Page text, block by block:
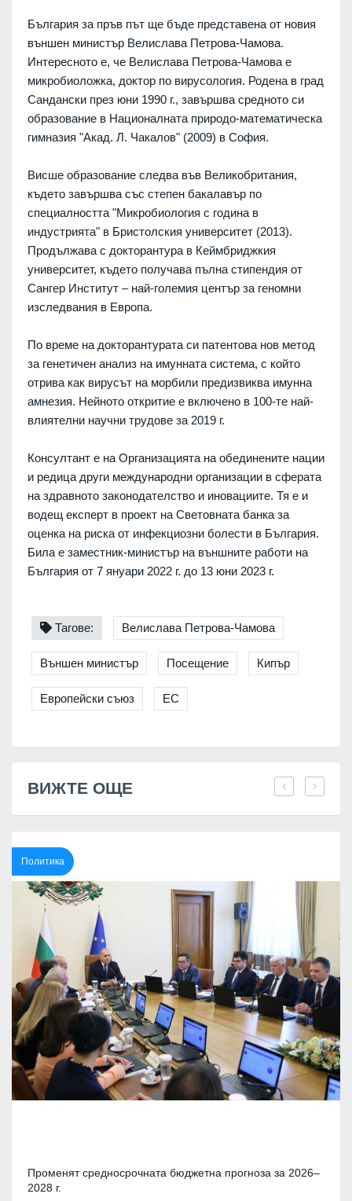
България за пръв път ще бъде представена от новия
външен министър Велислава Петрова-Чамова.
Интересното е, че Велислава Петрова-Чамова е
микробиоложка, доктор по вирусология. Родена в град
Сандански през юни 1990 г., завършва средното си
образование в Националната природо-математическа
гимназия "Акад. Л. Чакалов" (2009) в София.
Висше образование следва във Великобритания,
където завършва със степен бакалавър по
специалността "Микробиология с година в
индустрията" в Бристолския университет (2013).
Продължава с докторантура в Кеймбриджкия
университет, където получава пълна стипендия от
Сангер Институт – най-големия център за геномни
изследвания в Европа.
По време на докторантурата си патентова нов метод
за генетичен анализ на имунната система, с който
отрива как вирусът на морбили предизвиква имунна
амнезия. Нейното откритие е включено в 100-те най-
влиятелни научни трудове за 2019 г.
Консултант е на Организацията на обединените нации
и редица други международни организации в сферата
на здравното законодателство и иновациите. Тя е и
водещ експерт в проект на Световната банка за
оценка на риска от инфекциозни болести в България.
Била е заместник-министър на външните работи на
България от 7 януари 2022 г. до 13 юни 2023 г.
Тагове: Велислава Петрова-Чамова
Външен министър Посещение Кипър
Европейски съюз ЕС
ВИЖТЕ ОЩЕ
Политика
Променят средносрочната бюджетна прогноза за 2026–
2028 г.